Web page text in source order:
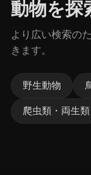
動物を探
より広い検索の
きます。
野生動物
爬虫類・両生類